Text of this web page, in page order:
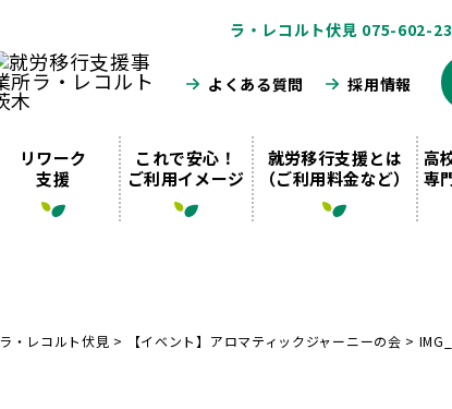
ラ・レコルト伏見 075-602-
よくある質問 採用情報
リワーク
支援
これで安心！
ご利用イメージ
就労移行支援とは
（ご利用料金など）
高
専
ラ・レコルト伏見 > 【イベント】アロマティックジャーニーの会 >